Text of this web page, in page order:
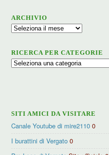
ARCHIVIO
Archivio
RICERCA PER CATEGORIE
Ricerca
SITI AMICI DA VISITARE
Canale Youtube di mire2110 0
I burattini di Vergato 0